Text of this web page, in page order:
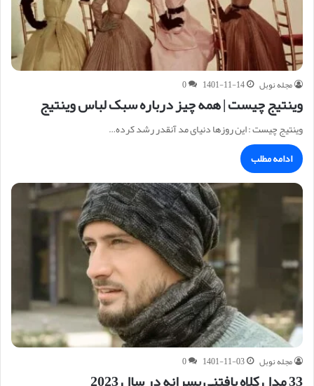
مجله نوبل 1401-11-14
0
وینتیج چیست | همه چیز درباره سبک لباس وینتیج
وینتیج چیست : این روزها دنیای مد آنقدر رشد کرده…
ادامه مطلب
مجله نوبل 1401-11-03
0